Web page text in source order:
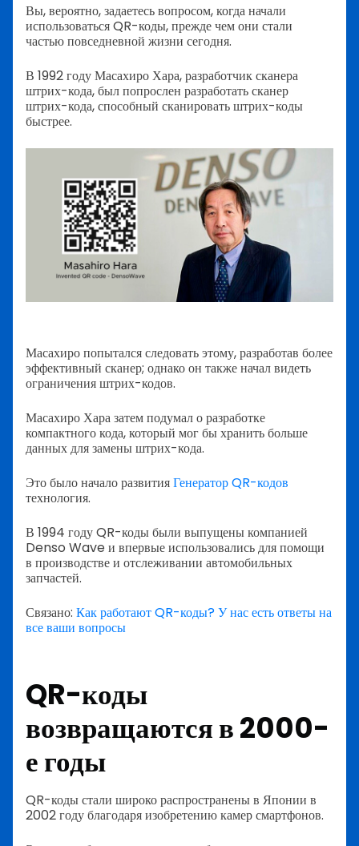
Вы, вероятно, задаетесь вопросом, когда начали
использоваться QR-коды, прежде чем они стали
частью повседневной жизни сегодня.
В 1992 году Масахиро Хара, разработчик сканера
штрих-кода, был попрослен разработать сканер
штрих-кода, способный сканировать штрих-коды
быстрее.
Масахиро попытался следовать этому, разработав более
эффективный сканер; однако он также начал видеть
ограничения штрих-кодов.
Масахиро Хара затем подумал о разработке
компактного кода, который мог бы хранить больше
данных для замены штрих-кода.
Это было начало развитияГенератор QR-кодов
технология.
В 1994 году QR-коды были выпущены компанией
Denso Wave и впервые использовались для помощи
в производстве и отслеживании автомобильных
запчастей.
Связано: Как работают QR-коды? У нас есть ответы на
все ваши вопросы
QR-коды
возвращаются в 2000-
е годы
QR-коды стали широко распространены в Японии в
2002 году благодаря изобретению камер смартфонов.